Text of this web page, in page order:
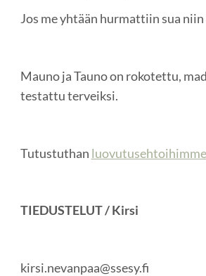
Jos me yhtään hurmattiin sua
Mauno ja Tauno on rokotettu,
testattu terveiksi.
Tutustuthan luovutusehtoihimme
TIEDUSTELUT / Kirsi
kirsi.nevanpaa@ssesy.fi